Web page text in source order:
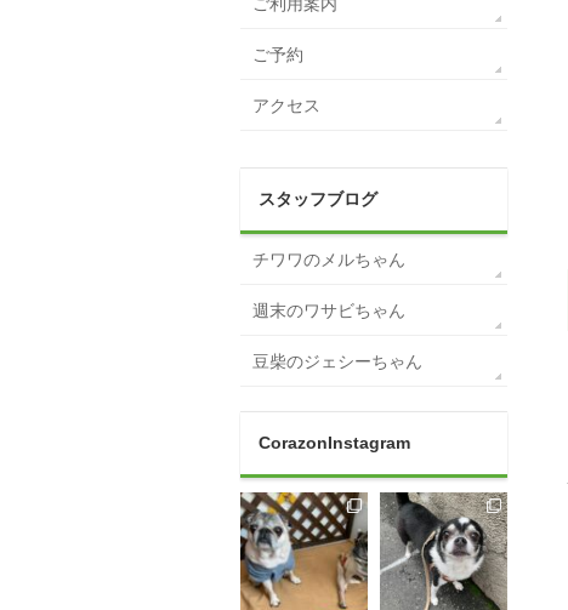
ご予約
アクセス
スタッフブログ
チワワのメルちゃん
週末のワサビちゃん
豆柴のジェシーちゃん
CorazonInstagram